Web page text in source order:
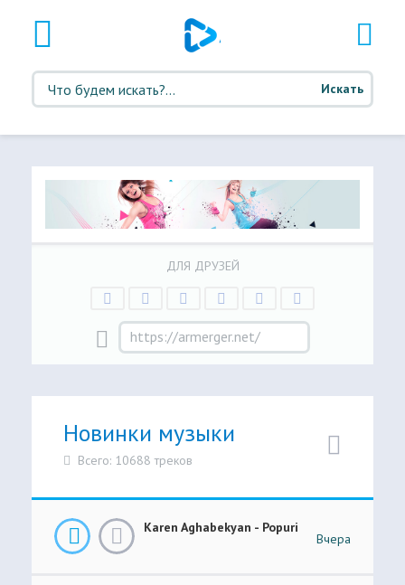
Искать
ДЛЯ ДРУЗЕЙ
Новинки музыки
Всего: 10688 треков
Karen Aghabekyan - Popuri
Вчера